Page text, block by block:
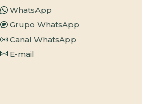
WhatsApp
Grupo WhatsApp
Canal WhatsApp
E-mail